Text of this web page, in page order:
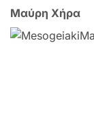
Μαύρη Χήρα